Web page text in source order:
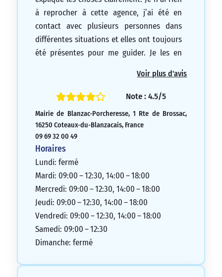
à reprocher à cette agence, j’ai été en
contact avec plusieurs personnes dans
différentes situations et elles ont toujours
été présentes pour me guider. Je les en
5/5
Voir plus d'avis
Note : 4.5/5
Mairie de Blanzac-Porcheresse, 1 Rte de Brossac,
16250 Coteaux-du-Blanzacais, France
09 69 32 00 49
Horaires
Lundi: fermé
Mardi: 09:00 – 12:30, 14:00 – 18:00
Mercredi: 09:00 – 12:30, 14:00 – 18:00
Jeudi: 09:00 – 12:30, 14:00 – 18:00
Vendredi: 09:00 – 12:30, 14:00 – 18:00
Samedi: 09:00 – 12:30
Dimanche: fermé